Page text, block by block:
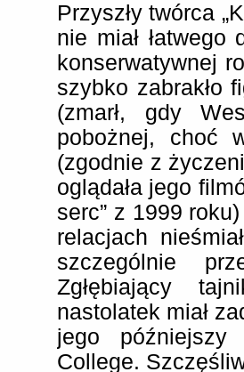
Przyszły twórca
nie miał łatwego
konserwatywnej
szybko zabrakło
(zmarł, gdy
pobożnej, choć
(zgodnie z
oglądała jego
serc” z 1999
relacjach
szczególnie
Zgłębiający
nastolatek miał
jego
College.